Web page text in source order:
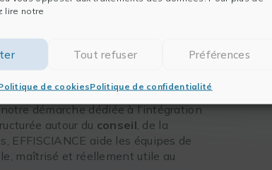
lire notre
Tout refuser Préférences
de cookiesPolitique de confidentialité
et de la recherche.
transformation numérique
solutions logicielles
tout au long de leur cycle de
démarche dédiée à l’intégration
autour du conseil , de la
EFFISCIANCE aide les équipes de
maîtrisé et réellement utile au